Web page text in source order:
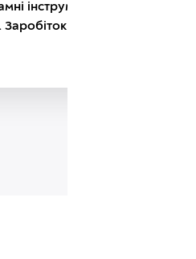
інструменти, точна
у цілому